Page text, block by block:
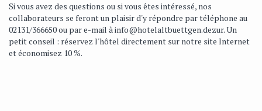
Si vous avez des questions ou si vous êtes intéressé, nos
collaborateurs se feront un plaisir d'y répondre par téléphone au
02131/366650 ou par e-mail àinfo@hotelaltbuettgen.dezur. Un
petit conseil : réservez l'hôtel directement sur notre site Internet
et économisez 10 %.